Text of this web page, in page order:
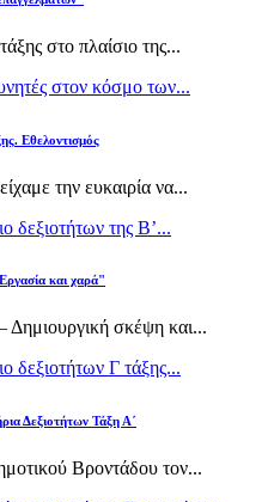
στο πλαίσιο της...
στον κόσμο των...
Εθελοντισμός
την ευκαιρία να...
δεξιοτήτων της Β’...
και χαρά"
Δημιουργική σκέψη και...
δεξιοτήτων Γ τάξης...
Δεξιοτήτων Τάξη Α΄
Βροντάδου τον...